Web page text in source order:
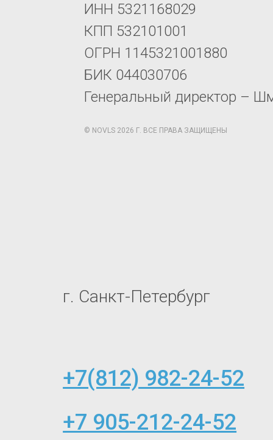
ИНН 5321168029
КПП 532101001
ОГРН 1145321001880
БИК 044030706
Генеральный директор –
© NOVLS 2026 Г. ВСЕ ПРАВА ЗАЩИЩЕНЫ
г. Санкт-Петербург
+7(812) 982-24-52
+7 905-212-24-52